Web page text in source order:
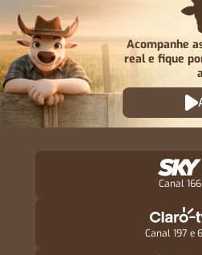
Acompanhe
real e fique
Canal 166
Canal 197 e